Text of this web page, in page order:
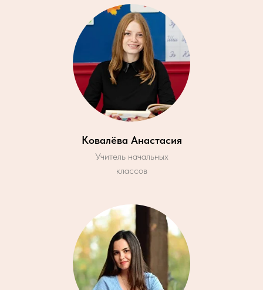
Ковалёва Анастасия
Учитель начальных
классов